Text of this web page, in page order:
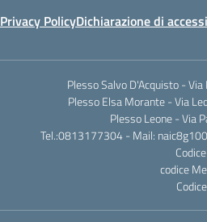
Privacy PolicyDichiarazione di
Plesso Salvo D'Acquisto -
Plesso Elsa Morante - Via
Plesso Leone - Via
Tel.:0813177304 - Mail:
codice